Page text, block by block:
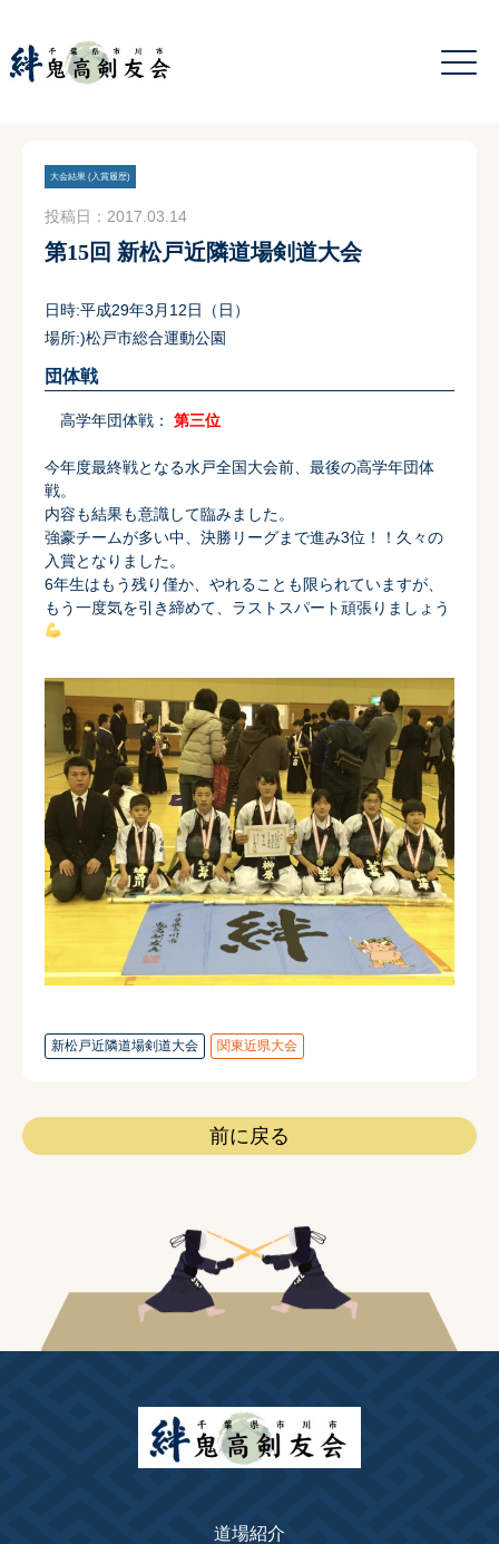
大会結果 (入賞履歴)
投稿日：2017.03.14
第15回 新松戸近隣道場剣道大会
日時:平成29年3月12日（日）
場所:)松戸市総合運動公園
団体戦
高学年団体戦： 第三位
今年度最終戦となる水戸全国大会前、最後の高学年団体
戦。
内容も結果も意識して臨みました。
強豪チームが多い中、 決勝リーグまで進み3位！！久々の
入賞となりました。
6年生はもう残り僅か、やれることも限られていますが、
もう一度気を引き締めて、ラストスパート頑張りましょう
新松戸近隣道場剣道大会 関東近県大会
前に戻る
道場紹介